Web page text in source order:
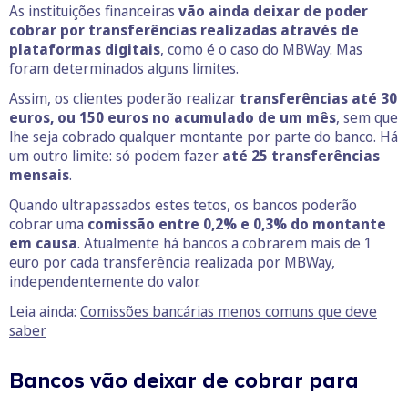
As instituições financeiras vão ainda deixar de poder
cobrar por transferências realizadas através de
plataformas digitais, como é o caso do MBWay. Mas
foram determinados alguns limites.
Assim, os clientes poderão realizar transferências até 30
euros, ou 150 euros no acumulado de um mês, sem que
lhe seja cobrado qualquer montante por parte do banco. Há
um outro limite: só podem fazer até 25 transferências
mensais.
Quando ultrapassados estes tetos, os bancos poderão
cobrar uma comissão entre 0,2% e 0,3% do montante
em causa. Atualmente há bancos a cobrarem mais de 1
euro por cada transferência realizada por MBWay,
independentemente do valor.
Leia ainda: Comissões bancárias menos comuns que deve
saber
Bancos vão deixar de cobrar para